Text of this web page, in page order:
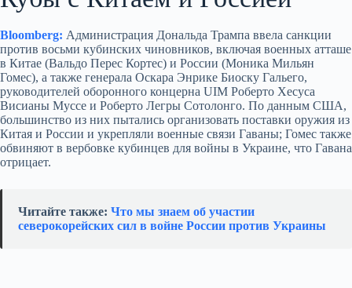
Bloomberg: Администрация Дональда Трампа ввела санкции
против восьми кубинских чиновников, включая военных атташе
в Китае (Вальдо Перес Кортес) и России (Моника Мильян
Гомес), а также генерала Оскара Энрике Биоску Гальего,
руководителей оборонного концерна UIM Роберто Хесуса
Висианы Муссе и Роберто Легры Сотолонго. По данным США,
большинство из них пытались организовать поставки оружия из
Китая и России и укрепляли военные связи Гаваны; Гомес также
обвиняют в вербовке кубинцев для войны в Украине, что Гавана
отрицает.
Читайте также: Что мы знаем об участии
северокорейских сил в войне России против Украины